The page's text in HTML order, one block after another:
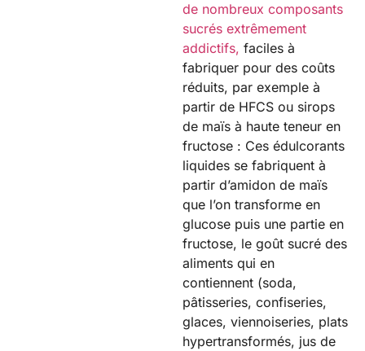
de nombreux composants
sucrés extrêmement
addictifs, faciles à
fabriquer pour des coûts
réduits, par exemple à
partir de HFCS ou sirops
de maïs à haute teneur en
fructose : Ces édulcorants
liquides se fabriquent à
partir d’amidon de maïs
que l’on transforme en
glucose puis une partie en
fructose, le goût sucré des
aliments qui en
contiennent (soda,
pâtisseries, confiseries,
glaces, viennoiseries, plats
hypertransformés, jus de